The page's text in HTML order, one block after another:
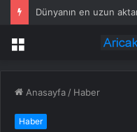
Menü
Anasayfa / Haber
Haber